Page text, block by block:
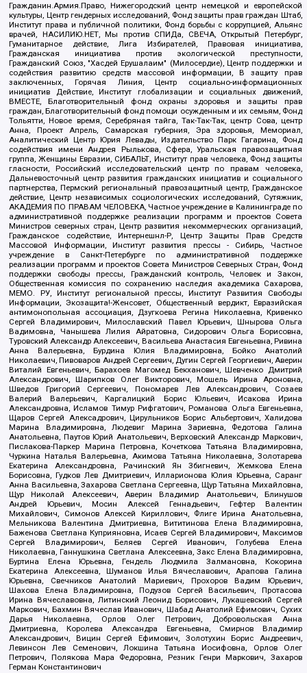
Гражданин.Армия.Право, Нижегородский центр немецкой и европейской
культуры, Центр гендерных исследований, Фонд защиты прав граждан Штаб,
Институт права и публичной политики, Фонд борьбы с коррупцией, Альянс
врачей, НАСИЛИЮ.НЕТ, Мы против СПИДа, СВЕЧА, Открытый Петербург,
Гуманитарное действие, Лига Избирателей, Правовая инициатива,
Гражданская инициатива против экологической преступности,
Гражданский Союз, "Хасдей Ерушалаим" (Милосердие), Центр поддержки и
содействия развитию средств массовой информации, В защиту прав
заключенных, Горячая Линия, Центр социально-информационных
инициатив Действие, Институт глобализации и социальных движений,
ВМЕСТЕ, Благотворительный фонд охраны здоровья и защиты прав
граждан, Благотворительный фонд помощи осужденным и их семьям, Фонд
Тольятти, Новое время, Серебряная тайга, Так-Так-Так, центр Сова, центр
Анна, Проект Апрель, Самарская губерния, Эра здоровья, Мемориал,
Аналитический Центр Юрия Левады, Издательство Парк Гагарина, Фонд
содействия имени Андрея Рылькова, Сфера, Уральская правозащитная
группа, Женщины Евразии, СИБАЛЬТ, Институт прав человека, Фонд защиты
гласности, Российский исследовательский центр по правам человека,
Дальневосточный центр развития гражданских инициатив и социального
партнерства, Пермский региональный правозащитный центр, Гражданское
действие, Центр независимых социологических исследований, Сутяжник,
АКАДЕМИЯ ПО ПРАВАМ ЧЕЛОВЕКА, Частное учреждение в Калининграде по
административной поддержке реализации программ и проектов Совета
Министров северных стран, Центр развития некоммерческих организаций,
Гражданское содействие, Интернешнл-Р, Центр Защиты Прав Средств
Массовой Информации, Институт развития прессы - Сибирь, Частное
учреждение в Санкт-Петербурге по административной поддержке
реализации программ и проектов Совета Министров Северных Стран, Фонд
поддержки свободы прессы, Гражданский контроль, Человек и Закон,
Общественная комиссия по сохранению наследия академика Сахарова,
МЕМО. РУ, Институт региональной прессы, Институт Развития Свободы
Информации, Экозащита!-Женсовет, Общественный вердикт, Евразийская
антимонопольная ассоциация, Дзугкоева Регина Николаевна, Кривенко
Сергей Владимирович, Милославский Павел Юрьевич, Шнырова Ольга
Вадимовна, Чанышева Лилия Айратовна, Сидорович Ольга Борисовна,
Туровский Александр Алексеевич, Васильева Анастасия Евгеньевна, Ривина
Анна Валерьевна, Бурдина Юлия Владимировна, Бойко Анатолий
Николаевич, Пивоваров Андрей Сергеевич, Дугин Сергей Георгиевич, Аверин
Виталий Евгеньевич, Барахоев Магомед Бекханович, Шевченко Дмитрий
Александрович, Шарипков Олег Викторович, Мошель Ирина Ароновна,
Шведов Григорий Сергеевич, Пономарев Лев Александрович, Созаев
Валерий Валерьевич, Каргалицкий Борис Юльевич, Исакова Ирина
Александровна, Исламов Тимур Рифгатович, Романова Ольга Евгеньевна,
Щаров Сергей Алексадрович, Цирульников Борис Альбертович, Халидова
Марина Владимировна, Людевиг Марина Зариевна, Федотова Галина
Анатольевна, Паутов Юрий Анатольевич, Верховский Александр Маркович,
Пислакова-Паркер Марина Петровна, Кочеткова Татьяна Владимировна,
Чуркина Наталья Валерьевна, Акимова Татьяна Николаевна, Золотарева
Екатерина Александровна, Рачинский Ян Збигневич, Жемкова Елена
Борисовна, Гудков Лев Дмитриевич, Илларионова Юлия Юрьевна, Саранг
Анна Васильевна, Захарова Светлана Сергеевна, Щур Татьяна Михайловна,
Щур Николай Алексеевич, Аверин Владимир Анатольевич, Блинушов
Андрей Юрьевич, Мосин Алексей Геннадьевич, Гефтер Валентин
Михайлович, Симонов Алексей Кириллович, Флиге Ирина Анатольевна,
Мельникова Валентина Дмитриевна, Вититинова Елена Владимировна,
Баженова Светлана Куприяновна, Исаев Сергей Владимирович, Максимов
Сергей Владимирович, Беляев Сергей Иванович, Голубева Елена
Николаевна, Ганнушкина Светлана Алексеевна, Закс Елена Владимировна,
Буртина Елена Юрьевна, Гендель Людмила Залмановна, Кокорина
Екатерина Алексеевна, Шуманов Илья Вячеславович, Арапова Галина
Юрьевна, Свечников Анатолий Мариевич, Прохоров Вадим Юрьевич,
Шахова Елена Владимировна, Подузов Сергей Васильевич, Протасова
Ирина Вячеславовна, Литинский Леонид Борисович, Лукашевский Сергей
Маркович, Бахмин Вячеслав Иванович, Шабад Анатолий Ефимович, Сухих
Дарья Николаевна, Орлов Олег Петрович, Добровольская Анна
Дмитриевна, Королева Александра Евгеньевна, Смирнов Владимир
Александрович, Вицин Сергей Ефимович, Золотухин Борис Андреевич,
Левинсон Лев Семенович, Локшина Татьяна Иосифовна, Орлов Олег
Петрович, Полякова Мара Федоровна, Резник Генри Маркович, Захаров
Герман Константинович